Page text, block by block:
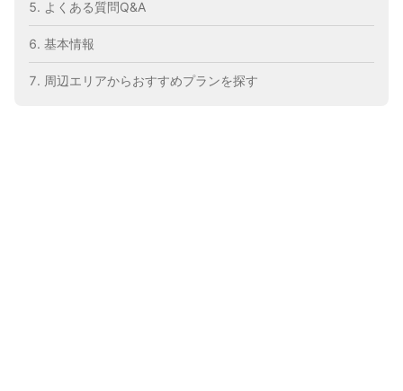
よくある質問Q&A
基本情報
周辺エリアからおすすめプランを探す